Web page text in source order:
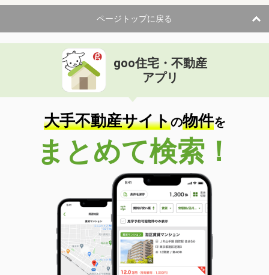
専有面積 53.46m²
間取り
2LDK
長野県長野市大字稲葉中千田
価 格
住 所
長野県長野市大字稲葉中千田
専有面積 31.39m²
間取り
ワンルーム
長野県松本市浅間温泉２
価 格
4.80万円
長野県松本市浅間温泉２
20.81m²
間取り
1K
長野県松本市波田
価 格
5.10万円
住 所
長野県松本市波田
ページトップに戻る
goo住宅・不動産
アプリ
大手不動産サイトの物件を
まとめて検索！